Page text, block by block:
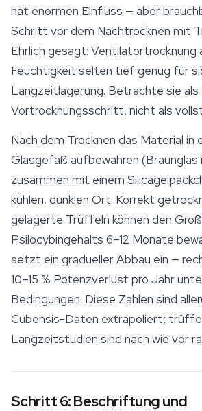
hat enormen Einfluss — aber
Schritt vor dem Nachtrocknen mit
Ehrlich gesagt: Ventilatortrocknung
Feuchtigkeit selten tief genug für
Langzeitlagerung. Betrachte sie als
Vortrocknungsschritt, nicht als
Nach dem Trocknen das Material
Glasgefäß aufbewahren (Braunglas
zusammen mit einem
kühlen, dunklen Ort. Korrekt
gelagerte Trüffeln können den
Psilocybingehalts 6–12 Monate
setzt ein gradueller Abbau ein —
10–15 % Potenzverlust pro Jahr
Bedingungen. Diese Zahlen sind
Cubensis-Daten extrapoliert;
Langzeitstudien sind nach wie vor
Schritt 6: Beschriftung und